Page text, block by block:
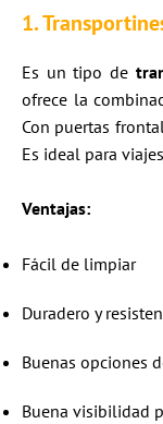
1.
Es un tipo de
ofrece la
Con puertas
Es ideal para
Ventajas:
Fácil de limpiar
Duradero y
Buenas opciones
Buena visibilidad